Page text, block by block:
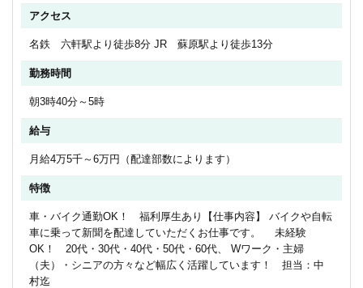
アクセス
名鉄 六軒駅より徒歩8分 JR 蘇原駅より徒歩13分
勤務時間
朝3時40分～5時
給与
月給4万5千～6万円（配達部数によります）
特徴
車・バイク通勤OK！ 福利厚生あり【仕事内容】 バイクや自転
車に乗って新聞を配達していただくお仕事です。 未経験
OK！ 20代・30代・40代・50代・60代、 Wワーク・主婦
（夫）・シニアの方々など幅広く活躍しています！ 担当：中
村迄